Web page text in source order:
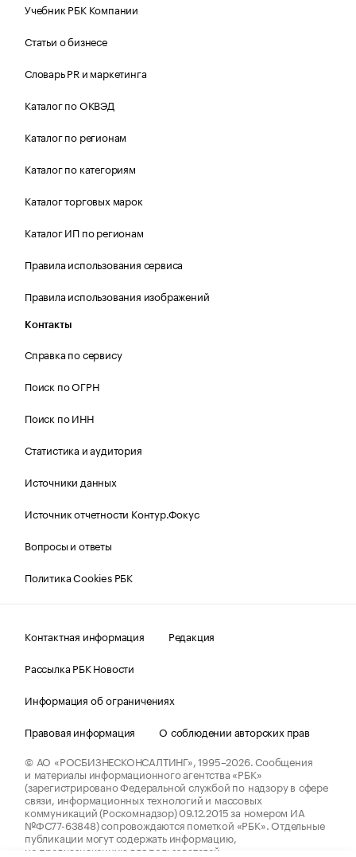
Учебник РБК Компании
Статьи о бизнесе
Словарь PR и маркетинга
Каталог по ОКВЭД
Каталог по регионам
Каталог по категориям
Каталог торговых марок
Каталог ИП по регионам
Правила использования сервиса
Правила использования изображений
Контакты
Справка по сервису
Поиск по ОГРН
Поиск по ИНН
Статистика и аудитория
Источники данных
Источник отчетности Контур.Фокус
Вопросы и ответы
Политика Cookies РБК
Контактная информация
Редакция
Рассылка РБК Новости
Информация об ограничениях
Правовая информация
О соблюдении авторских прав
© АО «РОСБИЗНЕСКОНСАЛТИНГ»,1995–2026.Сообщения
и материалы информационного агентства «РБК»
(зарегистрировано Федеральной службой по надзору в сфере
связи, информационных технологий и массовых
коммуникаций (Роскомнадзор) 09.12.2015 за номером ИА
№ФС77-63848) сопровождаются пометкой «РБК». Отдельные
публикации могут содержать информацию,
не предназначенную для пользователей